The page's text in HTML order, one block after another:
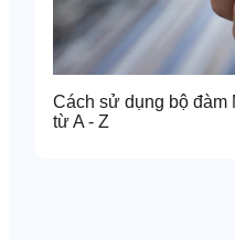
Cách sử dụng bộ đàm
từ A - Z